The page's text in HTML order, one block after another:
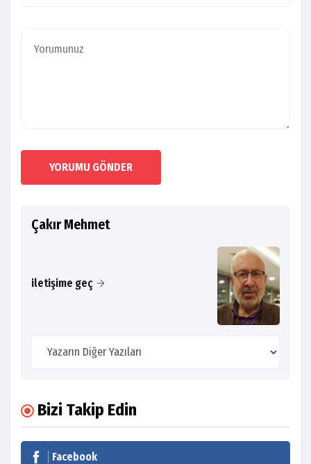
YORUMU GÖNDER
Çakır Mehmet
iletişime geç
Bizi Takip Edin
Facebook